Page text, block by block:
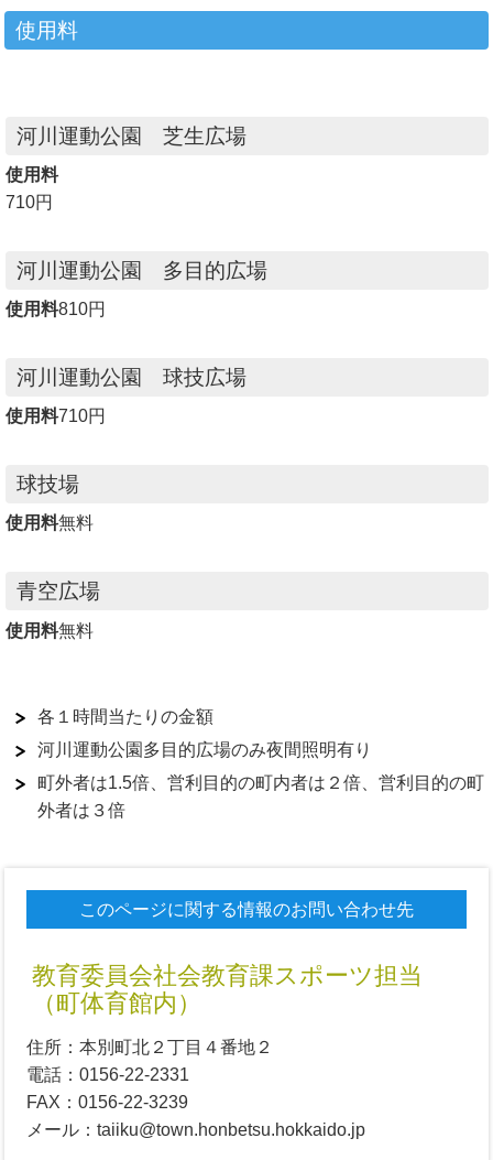
使用料
河川運動公園 芝生広場
使用料
710円
河川運動公園 多目的広場
使用料810円
河川運動公園 球技広場
使用料710円
球技場
使用料無料
青空広場
使用料無料
各１時間当たりの金額
河川運動公園多目的広場のみ夜間照明有り
町外者は1.5倍、営利目的の町内者は２倍、営利目的の町
外者は３倍
このページに関する情報のお問い合わせ先
教育委員会社会教育課スポーツ担当
（町体育館内）
住所：本別町北２丁目４番地２
電話：0156-22-2331
FAX：0156-22-3239
メール：taiiku@town.honbetsu.hokkaido.jp